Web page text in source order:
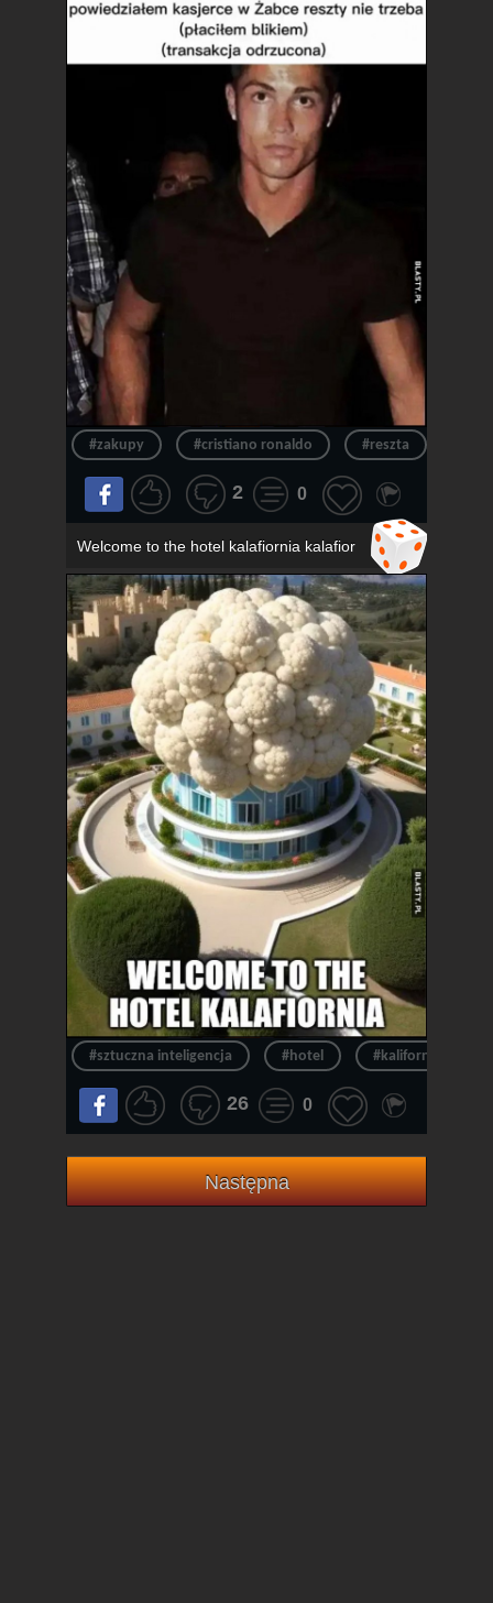
#zakupy #cristiano ronaldo #reszta
2 0
Welcome to the hotel kalafiornia kalafior
#sztuczna inteligencja #hotel #kalifornia
26 0
Następna